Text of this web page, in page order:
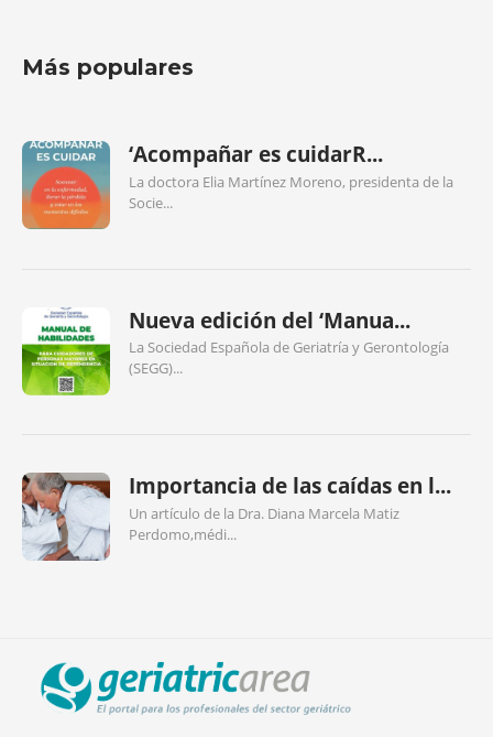
Más populares
‘Acompañar es cuidarR...
La doctora Elia Martínez Moreno, presidenta de la
Socie...
Nueva edición del ‘Manua...
La Sociedad Española de Geriatría y Gerontología
(SEGG)...
Importancia de las caídas en l...
Un artículo de la Dra. Diana Marcela Matiz
Perdomo,médi...